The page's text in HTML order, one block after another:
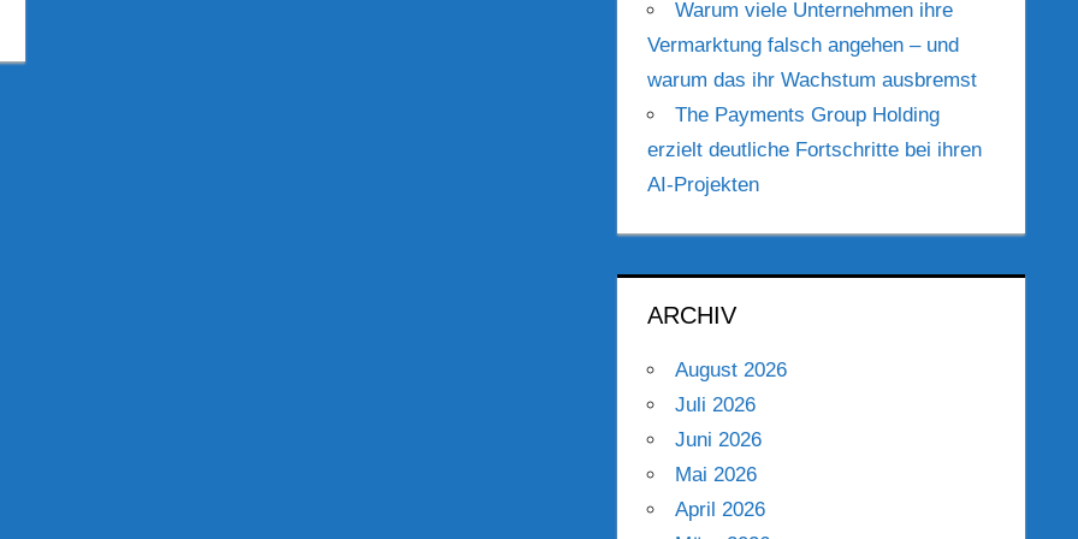
Warum viele Unternehmen ihre
Vermarktung falsch angehen – und
warum das ihr Wachstum ausbremst
The Payments Group Holding
erzielt deutliche Fortschritte bei ihren
AI-Projekten
ARCHIV
August 2026
Juli 2026
Juni 2026
Mai 2026
April 2026